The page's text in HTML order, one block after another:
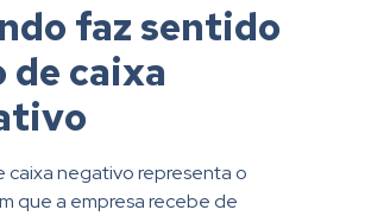
faz sentido
de caixa
caixa negativo representa o
que a empresa recebe de